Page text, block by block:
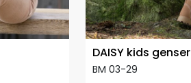
DAISY kids genser
BM 03-29